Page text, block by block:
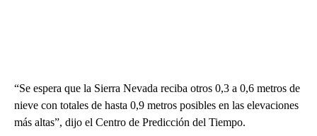
“Se espera que la Sierra Nevada reciba otros 0,3 a 0,6 metros de
nieve con totales de hasta 0,9 metros posibles en las elevaciones
más altas”, dijo el Centro de Predicción del Tiempo.